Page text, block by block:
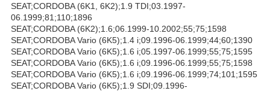
SEAT;CORDOBA (6K1, 6K2);1.9 TDI;03.1997-
06.1999;81;110;1896
SEAT;CORDOBA (6K2);1.6;06.1999-10.2002;55;75;1598
SEAT;CORDOBA Vario (6K5);1.4 i;09.1996-06.1999;44;60;1390
SEAT;CORDOBA Vario (6K5);1.6 i;05.1997-06.1999;55;75;1595
SEAT;CORDOBA Vario (6K5);1.6 i;09.1996-06.1999;55;75;1598
SEAT;CORDOBA Vario (6K5);1.6 i;09.1996-06.1999;74;101;1595
SEAT;CORDOBA Vario (6K5);1.9 SDI;09.1996-